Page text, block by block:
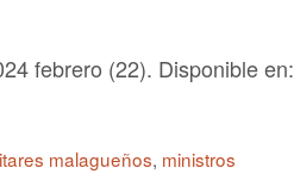
febrero (22). Disponible en:
malagueños, ministros